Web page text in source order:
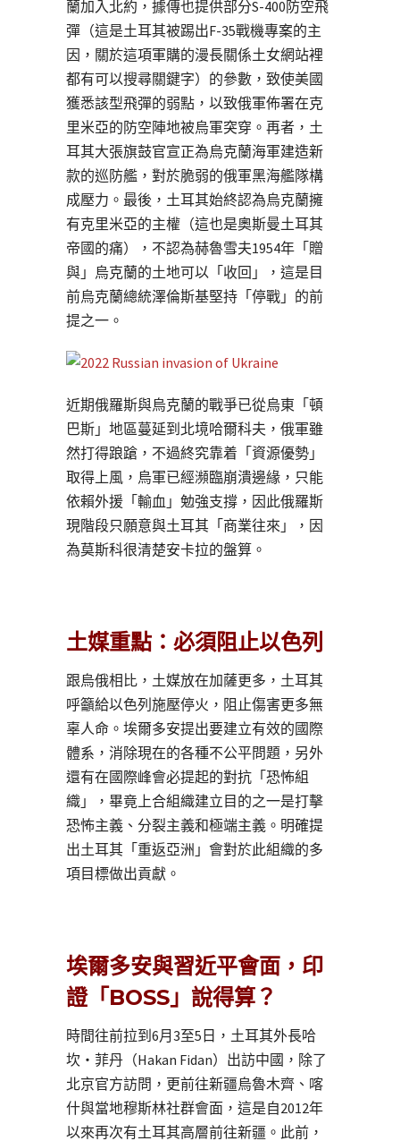
蘭加入北約，據傳也提供部分S-400防空飛
彈（這是土耳其被踢出F-35戰機專案的主
因，關於這項軍購的漫長關係土女網站裡
都有可以搜尋關鍵字）的參數，致使美國
獲悉該型飛彈的弱點，以致俄軍佈署在克
里米亞的防空陣地被烏軍突穿。再者，土
耳其大張旗鼓官宣正為烏克蘭海軍建造新
款的巡防艦，對於脆弱的俄軍黑海艦隊構
成壓力。最後，土耳其始終認為烏克蘭擁
有克里米亞的主權（這也是奧斯曼土耳其
帝國的痛），不認為赫魯雪夫1954年「贈
與」烏克蘭的土地可以「收回」，這是目
前烏克蘭總統澤倫斯基堅持「停戰」的前
提之一。
近期俄羅斯與烏克蘭的戰爭已從烏東「頓
巴斯」地區蔓延到北境哈爾科夫，俄軍雖
然打得踉蹌，不過終究靠着「資源優勢」
取得上風，烏軍已經瀕臨崩潰邊緣，只能
依賴外援「輸血」勉強支撐，因此俄羅斯
現階段只願意與土耳其「商業往來」，因
為莫斯科很清楚安卡拉的盤算。
土媒重點：必須阻止以色列
跟烏俄相比，土媒放在加薩更多，土耳其
呼籲給以色列施壓停火，阻止傷害更多無
辜人命。埃爾多安提出要建立有效的國際
體系，消除現在的各種不公平問題，另外
還有在國際峰會必提起的對抗「恐怖組
織」，畢竟上合組織建立目的之一是打擊
恐怖主義、分裂主義和極端主義。明確提
出土耳其「重返亞洲」會對於此組織的多
項目標做出貢獻。
埃爾多安與習近平會面，印
證「BOSS」說得算？
時間往前拉到6月3至5日，土耳其外長哈
坎・菲丹（Hakan Fidan）出訪中國，除了
北京官方訪問，更前往新疆烏魯木齊、喀
什與當地穆斯林社群會面，這是自2012年
以來再次有土耳其高層前往新疆。此前，